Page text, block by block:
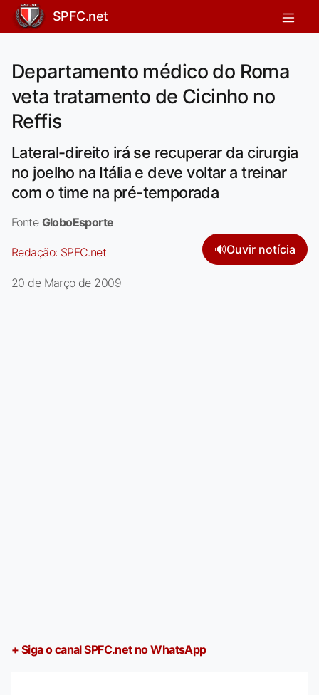
SPFC.net
Departamento médico do Roma
veta tratamento de Cicinho no
Reffis
Lateral-direito irá se recuperar da cirurgia
no joelho na Itália e deve voltar a treinar
com o time na pré-temporada
Fonte GloboEsporte
Redação: SPFC.net 🔊Ouvir notícia
20 de Março de 2009
+ Siga o canal SPFC.net no WhatsApp